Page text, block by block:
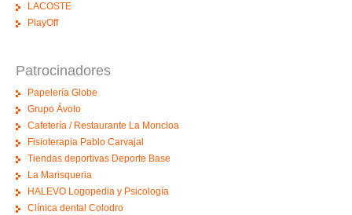
LACOSTE
PlayOff
Patrocinadores
Papelería Globe
Grupo Ávolo
Cafetería / Restaurante La Moncloa
Fisioterapia Pablo Carvajal
Tiendas deportivas Deporte Base
La Marisqueria
HALEVO Logopedia y Psicología
Clínica dental Colodro